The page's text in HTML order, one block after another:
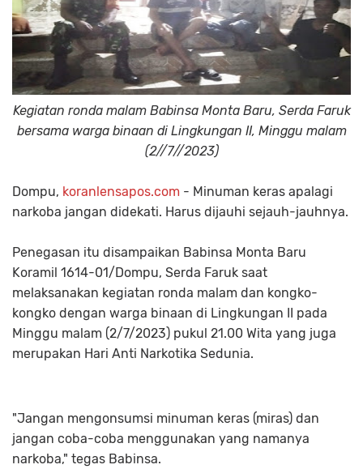
Kegiatan ronda malam Babinsa Monta Baru, Serda Faruk
bersama warga binaan di Lingkungan II, Minggu malam
(2//7//2023)
Dompu, koranlensapos.com - Minuman keras apalagi
narkoba jangan didekati. Harus dijauhi sejauh-jauhnya.
Penegasan itu disampaikan Babinsa Monta Baru
Koramil 1614-01/Dompu, Serda Faruk saat
melaksanakan kegiatan ronda malam dan kongko-
kongko dengan warga binaan di Lingkungan II pada
Minggu malam (2/7/2023) pukul 21.00 Wita yang juga
merupakan Hari Anti Narkotika Sedunia.
"Jangan mengonsumsi minuman keras (miras) dan
jangan coba-coba menggunakan yang namanya
narkoba," tegas Babinsa.